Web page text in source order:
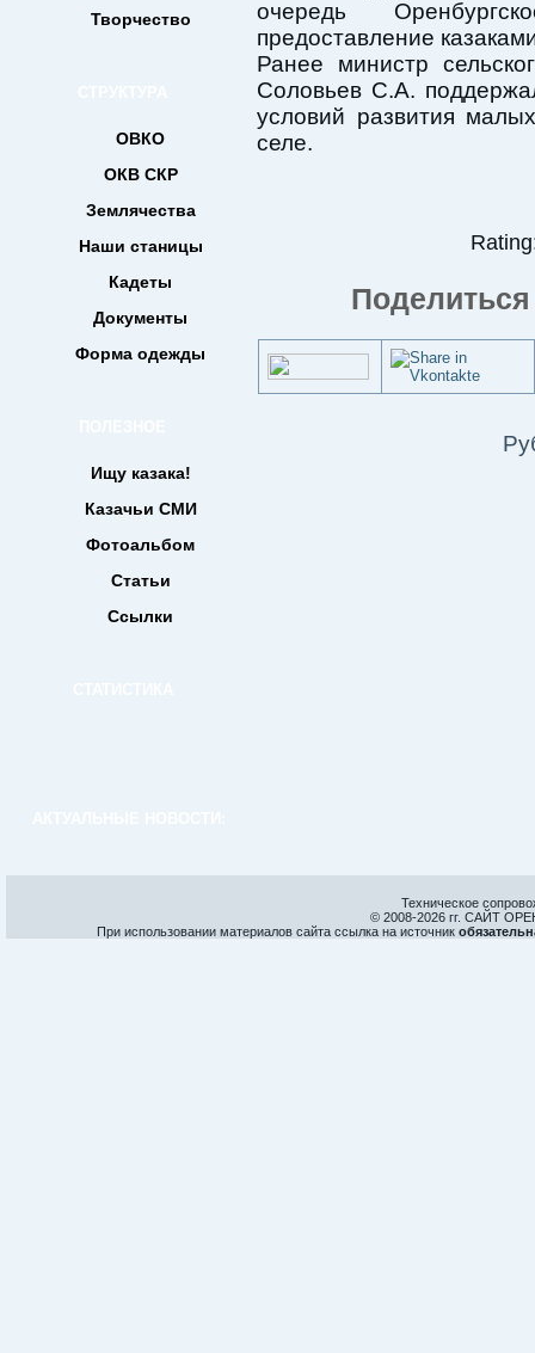
Творчество
ОВКО
ОКВ СКР
Землячества
Наши станицы
Кадеты
Документы
Форма одежды
Ищу казака!
Казачьи СМИ
Фотоальбом
Статьи
Ссылки
очередь
предоставление
Ранее министр
Соловьев С.А.
условий развития
селе.
Техническое
© 2008-2026 гг. САЙТ
При использовании материалов сайта ссылка на источник